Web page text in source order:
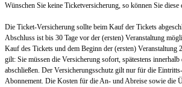
Wünschen Sie keine Ticketversicherung, so können Sie diese
Die Ticket-Versicherung sollte beim Kauf der Tickets
Abschluss ist bis 30 Tage vor der (ersten) Veranstaltung
Kauf des Tickets und dem Beginn der (ersten) Veranstaltung
gilt: Sie müssen die Versicherung sofort, spätestens innerhalb
abschließen. Der Versicherungsschutz gilt nur für die
Abonnement. Die Kosten für die An- und Abreise sowie die